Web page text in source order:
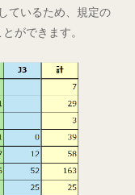
ているため、規定の
ができます。